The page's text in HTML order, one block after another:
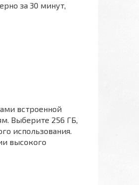
за 30 минут,
встроенной
Выберите 256 ГБ,
использования.
высокого